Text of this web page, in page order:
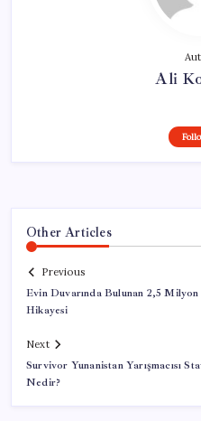
Ali
Other Articles
Previous
Evin Duvarında Bulunan 2,5
Hikayesi
Next
Survivor Yunanistan Yarışmacısı
Nedir?